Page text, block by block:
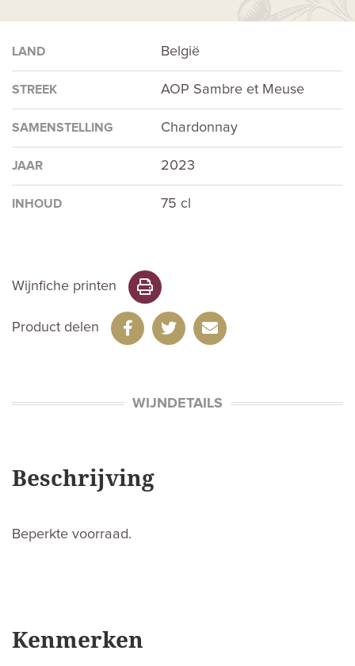
LAND België
STREEK AOP Sambre et Meuse
SAMENSTELLING Chardonnay
JAAR 2023
INHOUD 75 cl
Wijnfiche printen
Product delen
WIJNDETAILS
Beschrijving
Beperkte voorraad.
Kenmerken